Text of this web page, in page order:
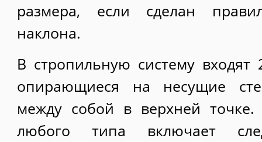
размера, если сделан
наклона.
В стропильную систему входят
опирающиеся на несущие
между собой в верхней
любого типа включает